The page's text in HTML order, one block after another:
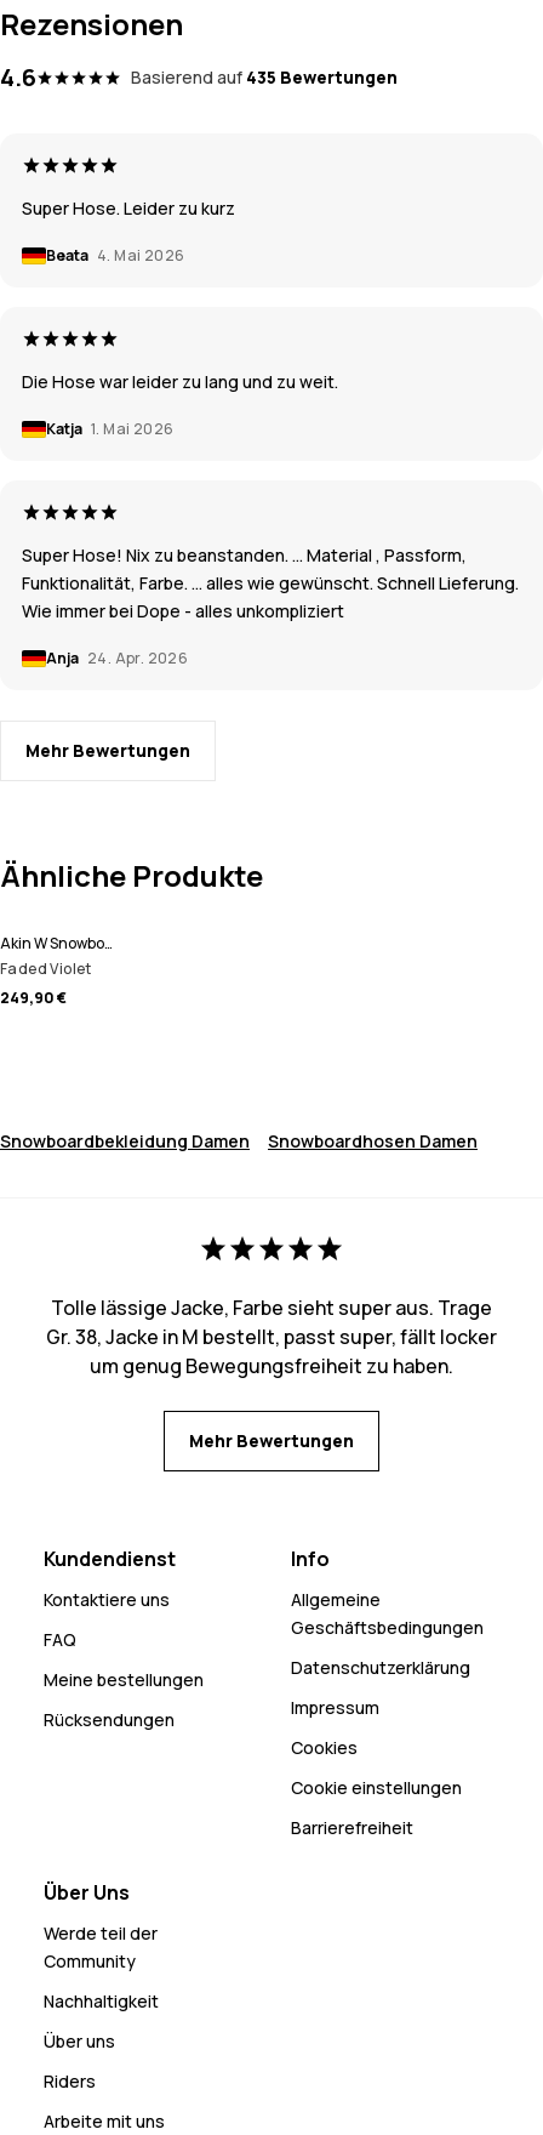
Rezensionen
4.6 Basierend auf 435 Bewertungen
Super Hose. Leider zu kurz
Beata 4. Mai 2026
Die Hose war leider zu lang und zu weit.
Katja 1. Mai 2026
Super Hose! Nix zu beanstanden. … Material , Passform,
Funktionalität, Farbe. … alles wie gewünscht. Schnell Lieferung.
Wie immer bei Dope - alles unkompliziert
Anja 24. Apr. 2026
Mehr Bewertungen
Ähnliche Produkte
Akin W Snowboardjacke Damen
Faded Violet
249,90 €
Snowboardbekleidung Damen Snowboardhosen Damen
Tolle lässige Jacke, Farbe sieht super aus. Trage
Gr. 38, Jacke in M bestellt, passt super, fällt locker
um genug Bewegungsfreiheit zu haben.
Mehr Bewertungen
Kundendienst
Kontaktiere uns
FAQ
Meine bestellungen
Rücksendungen
Info
Allgemeine
Geschäftsbedingungen
Datenschutzerklärung
Impressum
Cookies
Cookie einstellungen
Barrierefreiheit
Über Uns
Werde teil der
Community
Nachhaltigkeit
Über uns
Riders
Arbeite mit uns